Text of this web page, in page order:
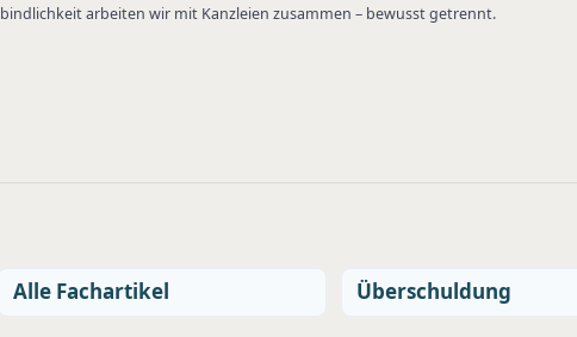
arbeiten wir mit Kanzleien zusammen – bewusst getrennt.
Alle Fachartikel Überschuldung